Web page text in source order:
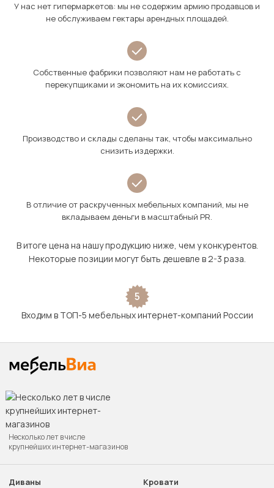
У нас нет гипермаркетов: мы не содержим армию продавцов и
не обслуживаем гектары арендных площадей.
Собственные фабрики позволяют нам не работать с
перекупщиками и экономить на их комиссиях.
Производство и склады сделаны так, чтобы максимально
снизить издержки.
В отличие от раскрученных мебельных компаний, мы не
вкладываем деньги в масштабный PR.
В итоге цена на нашу продукцию ниже, чем у конкурентов.
Некоторые позиции могут быть дешевле в 2-3 раза.
5
Входим в ТОП-5 мебельных интернет-компаний России
Несколько лет в числе
крупнейших интернет-магазинов
Диваны
Кровати